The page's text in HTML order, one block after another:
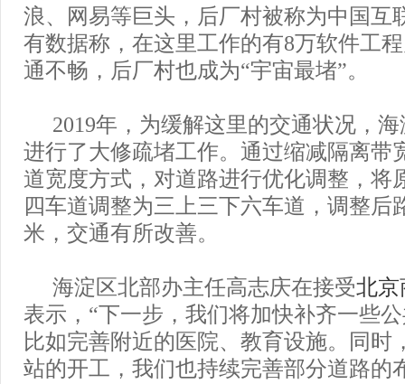
浪、网易等巨头，后厂村被称为中国互
有数据称，在这里工作的有8万软件工
通不畅，后厂村也成为“宇宙最堵”。
2019年，为缓解这里的交通状况，
进行了大修疏堵工作。通过缩减隔离带
道宽度方式，对道路进行优化调整，将
四车道调整为三上三下六车道，调整后
米，交通有所改善。
海淀区北部办主任高志庆在接受北京
表示，“下一步，我们将加快补齐一些
比如完善附近的医院、教育设施。同时
站的开工，我们也持续完善部分道路的